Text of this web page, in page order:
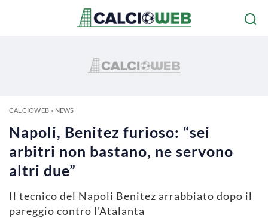
CALCIOWEB» NEWS
Napoli, Benitez furioso: “sei
arbitri non bastano, ne servono
altri due”
Il tecnico del Napoli Benitez arrabbiato dopo il
pareggio contro l'Atalanta